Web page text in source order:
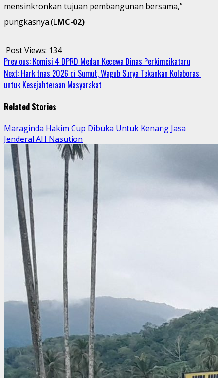
mensinkronkan tujuan pembangunan bersama,”
pungkasnya.(LMC-02)
Post Views: 134
Continue
Reading
Previous: Komisi 4 DPRD Medan Kecewa Dinas Perkimcikataru
Next: Harkitnas 2026 di Sumut, Wagub Surya Tekankan Kolaborasi
untuk Kesejahteraan Masyarakat
Related Stories
Maraginda Hakim Cup Dibuka Untuk Kenang Jasa
Jenderal AH Nasution